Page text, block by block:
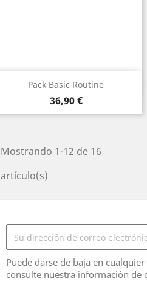
Pack Basic Routine
Precio
36,90 €
Vista rápida
Mostrando 1-12 de 16
artículo(s)
Puede darse de baja en
consulte nuestra información de